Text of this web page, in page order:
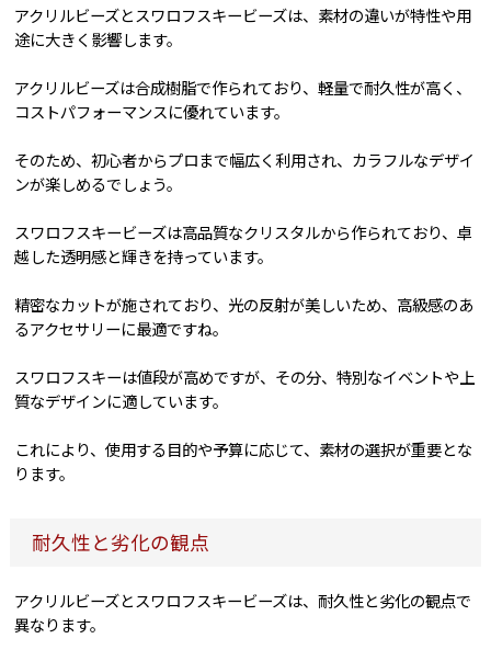
アクリルビーズとスワロフスキービーズは、素材の違いが特性や用
途に大きく影響します。
アクリルビーズは合成樹脂で作られており、軽量で耐久性が高く、
コストパフォーマンスに優れています。
そのため、初心者からプロまで幅広く利用され、カラフルなデザイ
ンが楽しめるでしょう。
スワロフスキービーズは高品質なクリスタルから作られており、卓
越した透明感と輝きを持っています。
精密なカットが施されており、光の反射が美しいため、高級感のあ
るアクセサリーに最適ですね。
スワロフスキーは値段が高めですが、その分、特別なイベントや上
質なデザインに適しています。
これにより、使用する目的や予算に応じて、素材の選択が重要とな
ります。
耐久性と劣化の観点
アクリルビーズとスワロフスキービーズは、耐久性と劣化の観点で
異なります。